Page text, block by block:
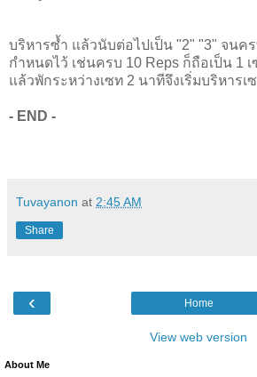
บริหารซ้ำ แล้วนับต่อไปเป็น "2" "3" จนค
กำหนดไว้ เช่นครบ 10 Reps ก็ถือเป็น 1
แล้วพักระหว่างเซท 2 นาทีจึงเริ่มบริหารเ
- END -
Tuvayanon at 2:45 AM
Share
‹ Home
View web version
About Me